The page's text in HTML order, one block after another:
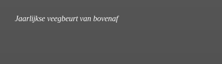
Jaarlijkse veegbeurt van bovenaf